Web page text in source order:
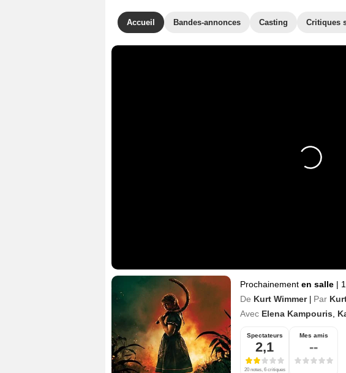
Accueil Bandes-annonces Casting Critiques
Prochainement en salle |
De Kurt Wimmer | Par
Avec Elena Kampouris
Spectateurs
2,1
20 notes, 6 critiques
Mes amis
--